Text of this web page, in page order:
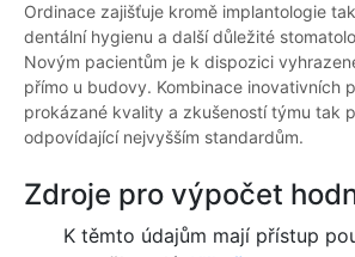
Ordinace zajišťuje kromě implantologie
dentální hygienu a další důležité
Novým pacientům je k dispozici
přímo u budovy. Kombinace inovativních
prokázané kvality a zkušeností týmu tak
odpovídající nejvyšším standardům.
Zdroje pro výpočet
K těmto údajům mají přístup